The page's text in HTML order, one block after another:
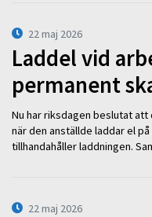
22 maj 2026
Laddel vid
permanent
Nu har riksdagen beslutat
när den anställde laddar el
tillhandahåller laddningen.
22 maj 2026